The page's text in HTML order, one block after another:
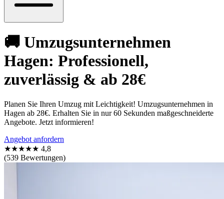
🚚 Umzugsunternehmen
Hagen: Professionell,
zuverlässig & ab 28€
Planen Sie Ihren Umzug mit Leichtigkeit! Umzugsunternehmen in
Hagen ab 28€. Erhalten Sie in nur 60 Sekunden maßgeschneiderte
Angebote. Jetzt informieren!
Angebot anfordern
★★★★★ 4,8
(539 Bewertungen)